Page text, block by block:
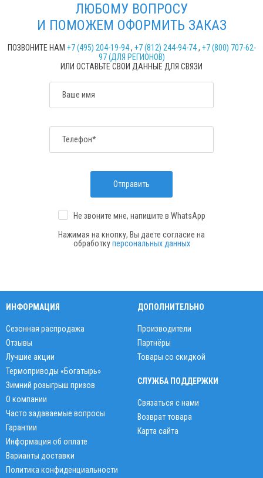
ЛЮБОМУ ВОПРОСУ
И ПОМОЖЕМ ОФОРМИТЬ ЗАКАЗ
ПОЗВОНИТЕ НАМ +7 (495) 204-19-94, +7 (812) 244-94-74, +7 (800) 707-62-
97 (ДЛЯ РЕГИОНОВ)
ИЛИ ОСТАВЬТЕ СВОИ ДАННЫЕ ДЛЯ СВЯЗИ
Ваше имя
Телефон*
Отправить
Не звоните мне, напишите в WhatsApp
Нажимая на кнопку, Вы даете согласие на
обработкуперсональных данных
ИНФОРМАЦИЯ
Сезонная распродажа
Отзывы
Лучшие акции
Термоприводы «Богатырь»
Зимний розыгрыш призов
О компании
Часто задаваемые вопросы
Гарантии
Информация об оплате
Варианты доставки
Политика конфиденциальности
ДОПОЛНИТЕЛЬНО
Производители
Партнёры
Товары со скидкой
СЛУЖБА ПОДДЕРЖКИ
Связаться с нами
Возврат товара
Карта сайта